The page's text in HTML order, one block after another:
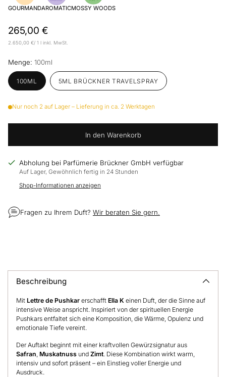
GOURMANDAROMATICMOSSY WOODS
Normaler
Preis
265,00 €
Stückpreis
2.650,00 €/
pro 1 l inkl. MwSt.
Menge: 100ml
100ML 5ML BRÜCKNER TRAVELSPRAY
Nur noch 2 auf Lager – Lieferung in ca. 2 Werktagen
In den Warenkorb
Abholung bei Parfümerie Brückner GmbH verfügbar
Auf Lager, Gewöhnlich fertig in 24 Stunden
Shop-Informationen anzeigen
Fragen zu Ihrem Duft? Wir beraten Sie gern.
Beschreibung
Mit Lettre de Pushkar erschafft Ella K einen Duft, der die Sinne auf
intensive Weise anspricht. Inspiriert von der spirituellen Energie
Pushkars entfaltet sich eine Komposition, die Wärme, Opulenz und
emotionale Tiefe vereint.
Der Auftakt beginnt mit einer kraftvollen Gewürzsignatur aus
Safran Muskatnuss und Zimt. Diese Kombination wirkt warm,
intensiv und sofort präsent – ein Einstieg voller Energie und
Ausdruck.